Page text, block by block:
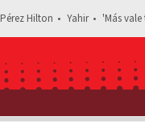
Pérez Hilton Yahir 'Más
Estás leyendo: